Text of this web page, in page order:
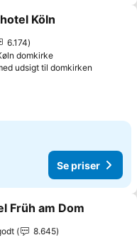
favoritter
Köln
6.174
domkirke
udsigt til domkirken
Se priser
favoritter
Früh am Dom
8.645